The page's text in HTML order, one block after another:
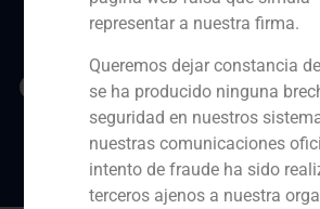
Global para
ciudad entre
del
representar a nuestra firma.
Queremos dejar constancia
se ha producido ninguna
seguridad en nuestros
nuestras comunicaciones
intento de fraude ha sido
terceros ajenos a nuestra